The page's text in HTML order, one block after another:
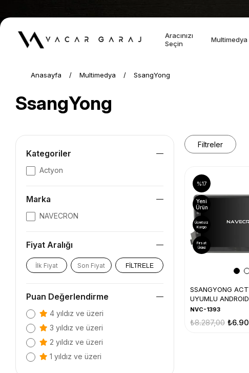
Aracınızı
Seçin
Multimedya
Anasayfa Multimedya SsangYong
SsangYong
Kategoriler
Actyon
Marka
NAVECRON
Fiyat Aralığı
FILTRELE
Puan Değerlendirme
4 yıldız ve üzeri
3 yıldız ve üzeri
2 yıldız ve üzeri
1 yıldız ve üzeri
Filtreler
SSANGYONG
UYUMLU
NVC-1393
₺8.287,00
%17
Yeni
Ürün
Ücretsiz
Kargo
Fırsat
Ürünü